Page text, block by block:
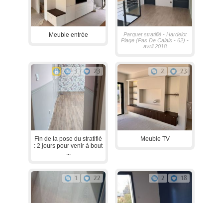
Meuble entrée
Parquet stratifié - Hardelot
Plage (Pas De Calais - 62) -
avril 2018
3 23
Fin de la pose du stratifié
: 2 jours pour venir à bout
...
2 23
Meuble TV
1 22 2 18